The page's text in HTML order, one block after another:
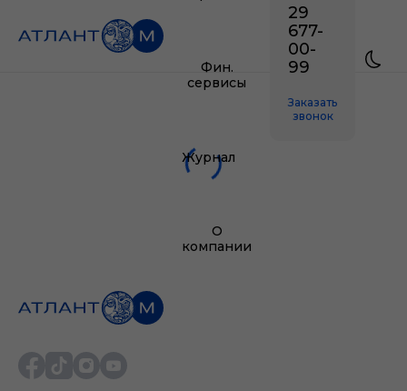
Фин.
сервисы
Журнал
О
компании
29
677-
00-
99
Заказать
звонок